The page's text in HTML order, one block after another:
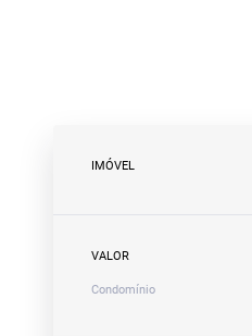
IMÓVEL
VALOR
Condomínio